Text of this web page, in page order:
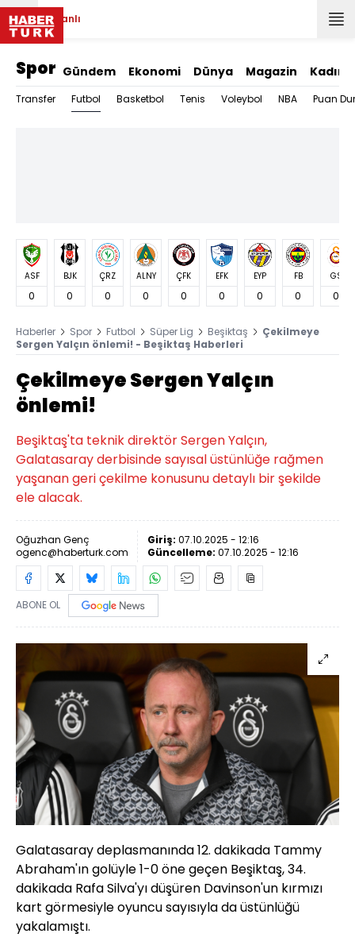
Canlı
Spor Gündem Ekonomi Dünya Magazin Kadın
Transfer Futbol Basketbol Tenis Voleybol NBA Puan
ASF
0
BJK
0
ÇRZ
0
ALNY
0
ÇFK
0
EFK
0
EYP
0
FB
0
GS
0
Haberler Spor Futbol Süper Lig Beşiktaş
Çekilmeye
Sergen Yalçın önlemi! - Beşiktaş Haberleri
Çekilmeye Sergen Yalçın
önlemi!
Beşiktaş'ta teknik direktör Sergen Yalçın,
Galatasaray derbisinde sayısal üstünlüğe rağmen
yaşanan geri çekilme konusunu detaylı bir şekilde
ele alacak.
Oğuzhan Genç
ogenc@haberturk.com
Giriş: 07.10.2025 - 12:16
Güncelleme: 07.10.2025 - 12:16
ABONE OL
Galatasaray deplasmanında 12. dakikada Tammy
Abraham'ın golüyle 1-0 öne geçen Beşiktaş, 34.
dakikada Rafa Silva'yı düşüren Davinson'un kırmızı
kart görmesiyle oyuncu sayısıyla da üstünlüğü
yakalamıştı.